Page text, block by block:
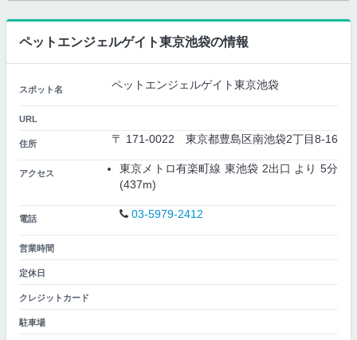
ペットエンジェルゲイト東京池袋の情報
スポット名 ペットエンジェルゲイト東京池袋
URL
住所 〒 171-0022 東京都豊島区南池袋2丁目8-16
アクセス
東京メトロ有楽町線 東池袋 2出口 より 5分
(437m)
電話 03-5979-2412
営業時間
定休日
クレジットカード
駐車場